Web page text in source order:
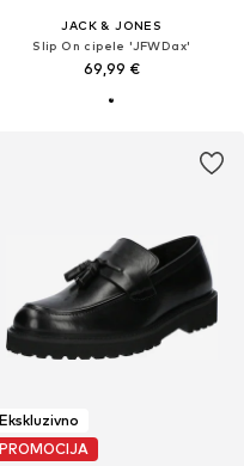
JACK & JONES
Slip On cipele 'JFWDax'
69,99 €
Ekskluzivno
PROMOCIJA